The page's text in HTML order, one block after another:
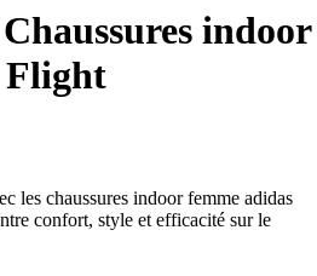
Chaussures indoor
Flight
les chaussures indoor femme adidas
confort, style et efficacité sur le